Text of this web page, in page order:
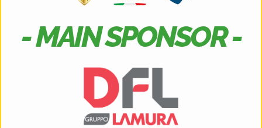
- MAIN SPONSOR -